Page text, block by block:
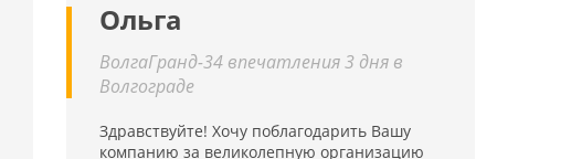
Ольга
ВолгаГранд-34 впечатления 3 дня в
Волгограде
Здравствуйте! Хочу поблагодарить Вашу
компанию за великолепную организацию